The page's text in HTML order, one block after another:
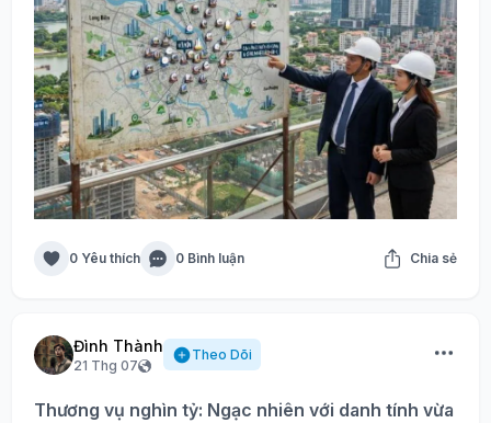
0 Yêu thích 0 Bình luận Chia sẻ
Đình Thành
21 Thg 07
Theo Dõi
Thương vụ nghìn tỷ: Ngạc nhiên với danh tính vừa